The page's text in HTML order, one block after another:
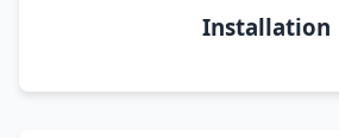
Installation